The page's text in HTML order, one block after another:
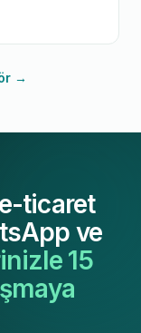
→
ticaret
ve
15